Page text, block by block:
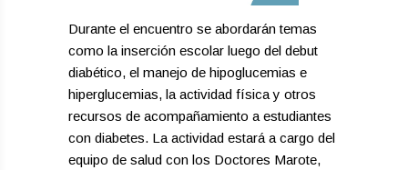
Durante el encuentro se abordarán temas
como la inserción escolar luego del debut
diabético, el manejo de hipoglucemias e
hiperglucemias, la actividad física y otros
recursos de acompañamiento a estudiantes
con diabetes. La actividad estará a cargo del
equipo de salud con los Doctores Marote,